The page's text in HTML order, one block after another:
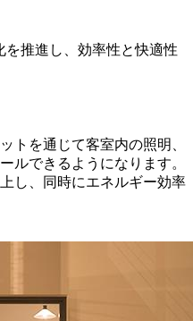
推進し、効率性と快適性
トを通じて客室内の照明、
ルできるようになります。
し、同時にエネルギー効率